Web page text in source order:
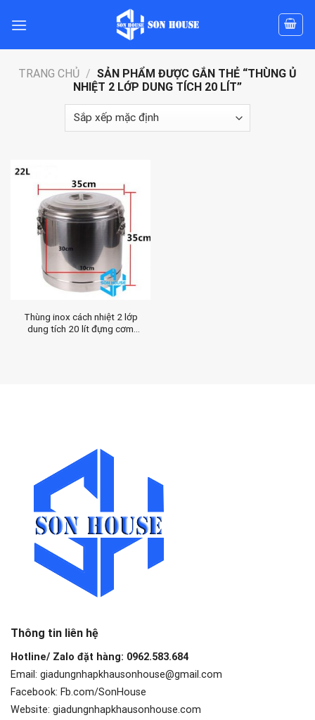
TRANG CHỦ / SẢN PHẨM ĐƯỢC GẮN THẺ “THÙNG Ủ
NHIỆT 2 LỚP DUNG TÍCH 20 LÍT”
Thùng inox cách nhiệt 2 lớp
dung tích 20 lít đựng cơm
Thông tin liên hệ
Hotline/ Zalo đặt hàng: 0962.583.684
Email: giadungnhapkhausonhouse@gmail.com
Facebook: Fb.com/SonHouse
Website: giadungnhapkhausonhouse.com